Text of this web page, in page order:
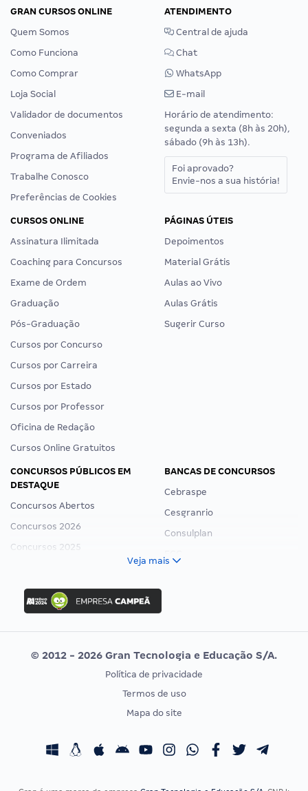
GRAN CURSOS ONLINE
Quem Somos
Como Funciona
Como Comprar
Loja Social
Validador de documentos
Conveniados
Programa de Afiliados
Trabalhe Conosco
Preferências de Cookies
ATENDIMENTO
Central de ajuda
Chat
WhatsApp
E-mail
Horário de atendimento:
segunda a sexta (8h às 20h),
sábado (9h às 13h).
Foi aprovado?
Envie-nos a sua história!
CURSOS ONLINE
Assinatura Ilimitada
Coaching para Concursos
Exame de Ordem
Graduação
Pós-Graduação
Cursos por Concurso
Cursos por Carreira
Cursos por Estado
Cursos por Professor
Oficina de Redação
Cursos Online Gratuitos
PÁGINAS ÚTEIS
Depoimentos
Material Grátis
Aulas ao Vivo
Aulas Grátis
Sugerir Curso
CONCURSOS PÚBLICOS EM
DESTAQUE
Concursos Abertos
Concursos 2026
Concursos 2025
Concurso Ibama
Concurso MPU
Editais publicados
BANCAS DE CONCURSOS
Cebraspe
Cesgranrio
Consulplan
Vunesp
CONCURSOS POR PROFISSÃO
Concursos Fiscais
EXAME DE ORDEM
Calendário OAB
Veja mais
© 2012 - 2026 Gran Tecnologia e Educação S/A.
Política de privacidade
Termos de uso
Mapa do site